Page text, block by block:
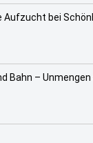
Aufzucht bei
Bahn – Unmengen